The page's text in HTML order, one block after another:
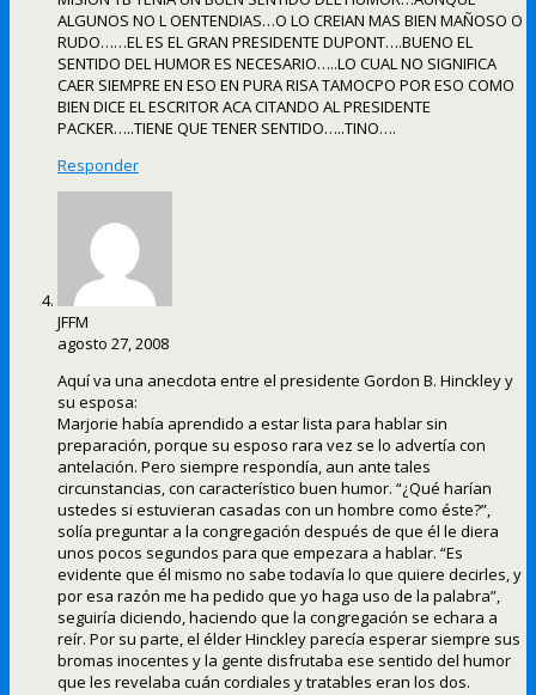
ALGUNOS NO L OENTENDIAS…O LO CREIAN MAS BIEN MAÑOSO O
RUDO……EL ES EL GRAN PRESIDENTE DUPONT….BUENO EL
SENTIDO DEL HUMOR ES NECESARIO…..LO CUAL NO SIGNIFICA
CAER SIEMPRE EN ESO EN PURA RISA TAMOCPO POR ESO COMO
BIEN DICE EL ESCRITOR ACA CITANDO AL PRESIDENTE
PACKER…..TIENE QUE TENER SENTIDO…..TINO….
Responder
JFFM
agosto 27, 2008
Aquí va una anecdota entre el presidente Gordon B. Hinckley y
su esposa:
Marjorie había aprendido a estar lista para hablar sin
preparación, porque su esposo rara vez se lo advertía con
antelación. Pero siempre respondía, aun ante tales
circunstancias, con característico buen humor. “¿Qué harían
ustedes si estuvieran casadas con un hombre como éste?”,
solía preguntar a la congregación después de que él le diera
unos pocos segundos para que empezara a hablar. “Es
evidente que él mismo no sabe todavía lo que quiere decirles, y
por esa razón me ha pedido que yo haga uso de la palabra”,
seguiría diciendo, haciendo que la congregación se echara a
reír. Por su parte, el élder Hinckley parecía esperar siempre sus
bromas inocentes y la gente disfrutaba ese sentido del humor
que les revelaba cuán cordiales y tratables eran los dos.